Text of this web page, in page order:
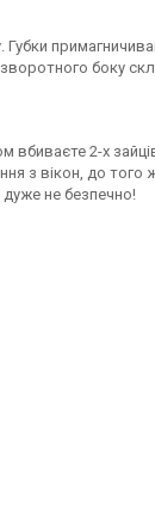
Губки
боку
вбиваєте 2-х
з вікон, до того
дуже не безпечно!